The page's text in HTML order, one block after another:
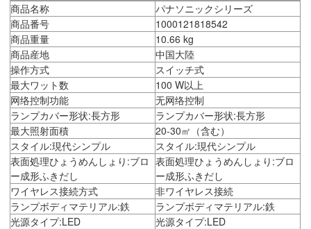
商品名称
パナソニックシリーズ
商品番号
1000121818542
商品重量
10.66 kg
商品産地
中国大陸
操作方式
スイッチ式
最大ワット数
100 W以上
网络控制功能
无网络控制
ランプカバー形状:長方形
ランプカバー形状:長方形
最大照射面積
20-30㎡（含む）
スタイル:現代シンプル
スタイル:現代シンプル
表面処理ひょうめんしょり:ブロ
ー成形ふきだし
表面処理ひょうめんしょり:ブロ
ー成形ふきだし
ワイヤレス接続方式
非ワイヤレス接続
ランプボディマテリアル:鉄
ランプボディマテリアル:鉄
光源タイプ:LED
光源タイプ:LED